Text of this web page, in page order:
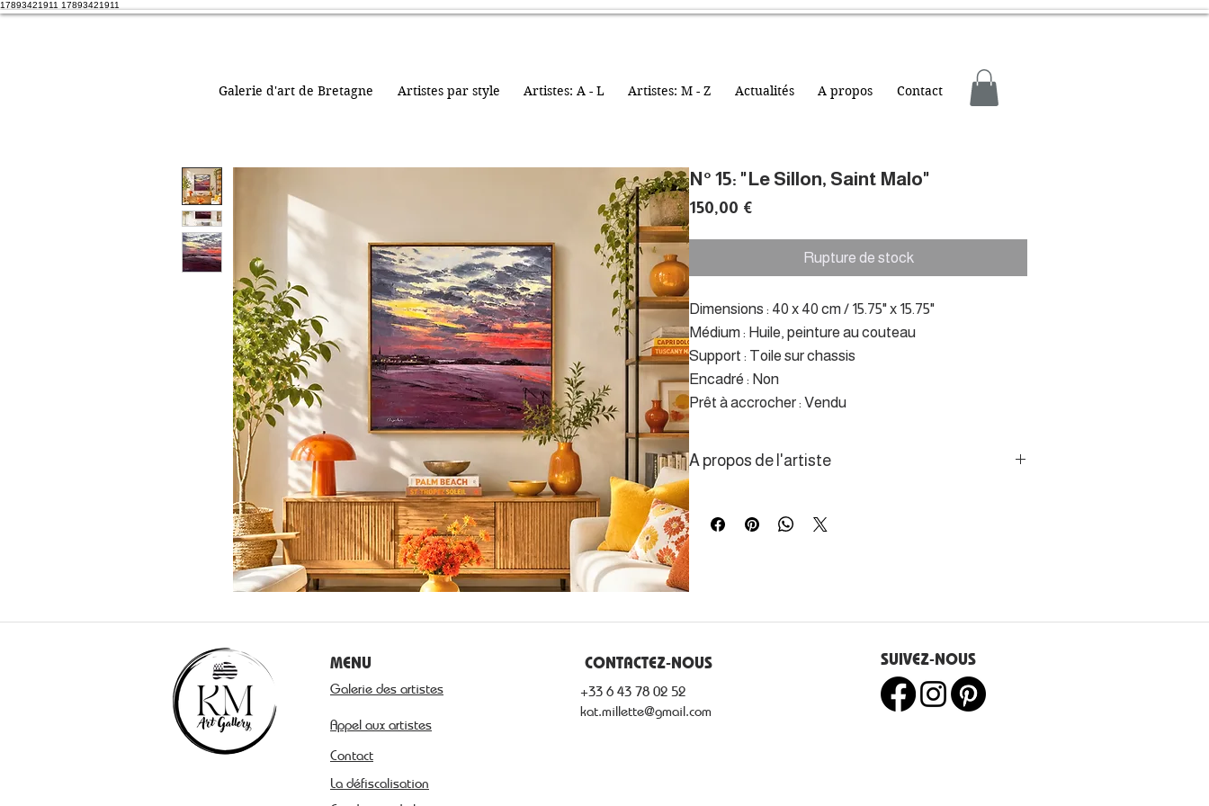
17893421911 17893421911
Galerie d'art de Bretagne Artistes par style Artistes: A - L Artistes: M - Z Actualités A propos Contact
N° 15: "Le Sillon, Saint Malo"
150,00 €
Rupture de stock
Dimensions : 40 x 40 cm / 15.75" x 15.75"
Médium : Huile, peinture au couteau
Support : Toile sur chassis
Encadré : Non
Prêt à accrocher : Vendu
A propos de l'artiste
force poétique du quotidien urbain et maritime,
MENU
Galerie des artistes
Appel aux artistes
Contact
La défiscalisation
CONTACTEZ-NOUS
+33 6 43 78 02 52
kat.millette@gmail.com
SUIVEZ-NOUS